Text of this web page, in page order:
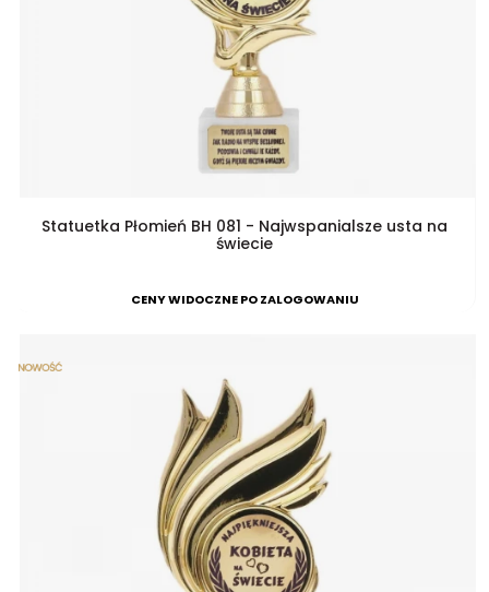
Statuetka Płomień BH 081 - Najwspanialsze usta na
świecie
CENY WIDOCZNE PO ZALOGOWANIU